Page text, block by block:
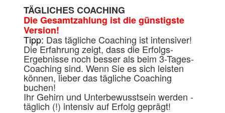
TÄGLICHES COACHING
Die Gesamtzahlung ist die günstigste
Version!
Tipp: Das tägliche Coaching ist intensiver!
Die Erfahrung zeigt, dass die Erfolgs-
Ergebnisse noch besser als beim 3-Tages-
Coaching sind. Wenn Sie es sich leisten
können, lieber das tägliche Coaching
buchen!
Ihr Gehirn und Unterbewusstsein werden -
täglich (!) intensiv auf Erfolg geprägt!